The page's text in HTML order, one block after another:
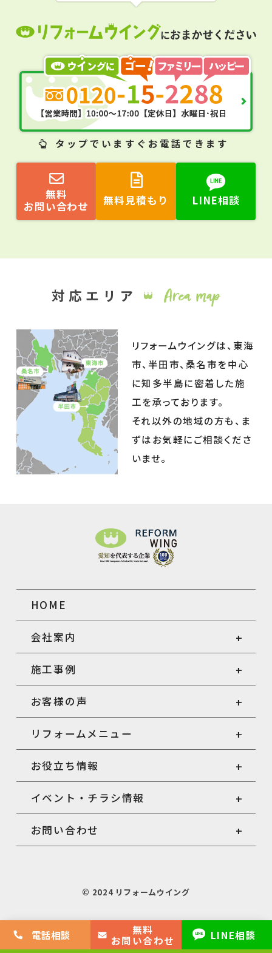
電話相談
無料
お問い合わせ
LINE相談
タップでいますぐお電話できます
無料
お問い合わせ
無料見積もり LINE相談
リフォームウイングは、東海
市、半田市、桑名市を中心
に知多半島に密着した施
工を承っております。
それ以外の地域の方も、ま
ずはお気軽にご相談くださ
いませ。
HOME
会社案内
施工事例
お客様の声
リフォームメニュー
お役立ち情報
イベント・チラシ情報
お問い合わせ
© 2024 リフォームウイング